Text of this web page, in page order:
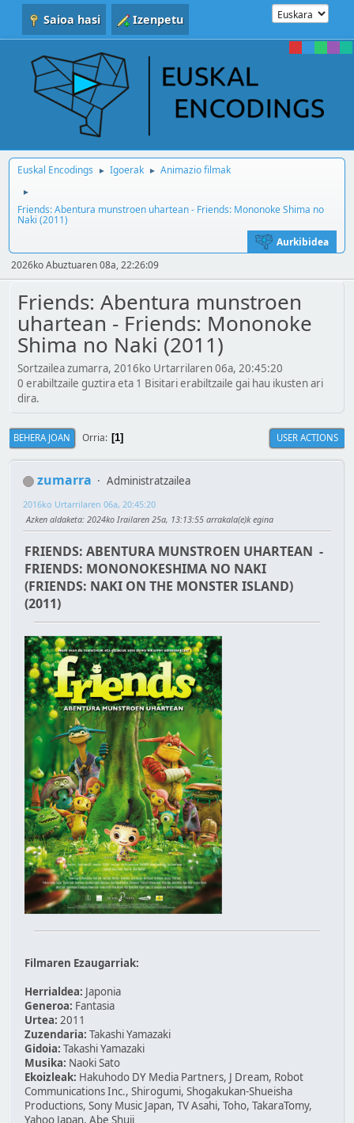
Saioa hasi Izenpetu
Euskal Encodings ► Igoerak ► Animazio filmak
►
Friends: Abentura munstroen uhartean - Friends: Mononoke Shima no
Naki (2011)
Aurkibidea
2026ko Abuztuaren 08a, 22:26:09
Friends: Abentura munstroen
uhartean - Friends: Mononoke
Shima no Naki (2011)
Sortzailea zumarra, 2016ko Urtarrilaren 06a, 20:45:20
0 erabiltzaile guztira eta 1 Bisitari erabiltzaile gai hau ikusten ari
dira.
BEHERA JOAN Orria 1 USER ACTIONS
zumarra Administratzailea
2016ko Urtarrilaren 06a, 20:45:20
Azken aldaketa: 2024ko Irailaren 25a, 13:13:55 arrakala(e)k egina
FRIENDS: ABENTURA MUNSTROEN UHARTEAN -
FRIENDS: MONONOKESHIMA NO NAKI
(FRIENDS: NAKI ON THE MONSTER ISLAND)
(2011)
Filmaren Ezaugarriak:
Herrialdea: Japonia
Generoa: Fantasia
Urtea: 2011
Zuzendaria: Takashi Yamazaki
Gidoia: Takashi Yamazaki
Musika: Naoki Sato
Ekoizleak: Hakuhodo DY Media Partners, J Dream, Robot
Communications Inc., Shirogumi, Shogakukan-Shueisha
Productions, Sony Music Japan, TV Asahi, Toho, TakaraTomy,
Yahoo Japan, Abe Shuji